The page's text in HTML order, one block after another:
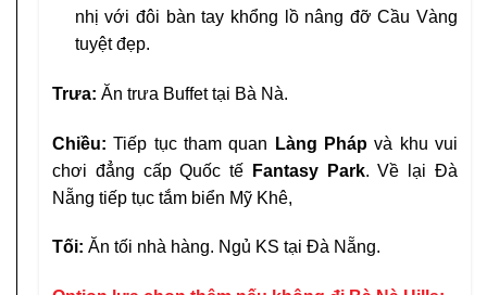
nhị với đôi bàn tay khổng lồ nâng đỡ Cầu Vàng
tuyệt đẹp.
Trưa: Ăn trưa Buffet tại Bà Nà.
Chiều: Tiếp tục tham quan Làng Pháp và khu vui
chơi đẳng cấp Quốc tế
Fantasy Park. Về lại Đà
Nẵng tiếp tục tắm biển Mỹ Khê,
Tối: Ăn tối nhà hàng. Ngủ KS tại Đà Nẵng.